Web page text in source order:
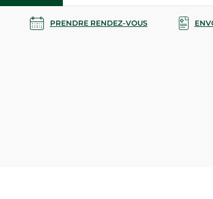
PRENDRE RENDEZ-VOUS